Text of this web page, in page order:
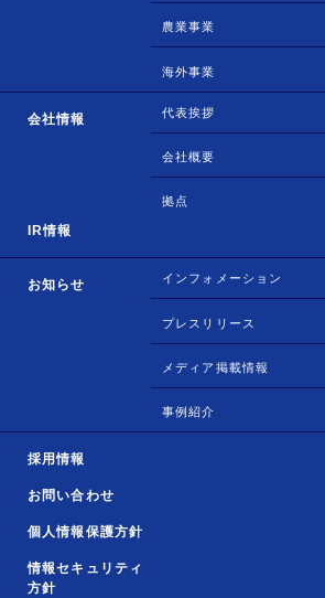
農業事業
海外事業
会社情報 代表挨拶
会社概要
拠点
IR情報
お知らせ インフォメーション
プレスリリース
メディア掲載情報
事例紹介
採用情報
お問い合わせ
個人情報保護方針
情報セキュリティ
方針